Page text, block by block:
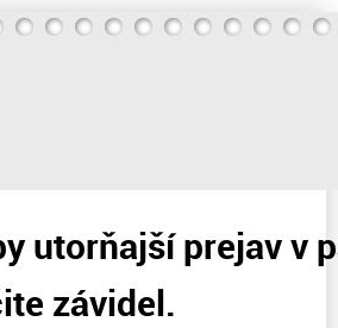
v parlamente Naďovi určite závidel.
utorňajší prejav v
závidel.